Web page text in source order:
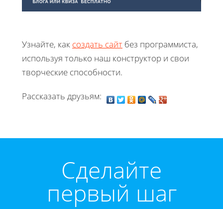
Узнайте, как создать сайт без программиста,
используя только наш конструктор и свои
творческие способности.
Рассказать друзьям:
Cделайте
первый шаг